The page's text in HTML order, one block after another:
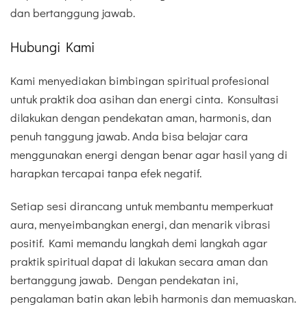
dan bertanggung jawab.
Hubungi Kami
Kami menyediakan bimbingan spiritual profesional
untuk praktik doa asihan dan energi cinta. Konsultasi
dilakukan dengan pendekatan aman, harmonis, dan
penuh tanggung jawab. Anda bisa belajar cara
menggunakan energi dengan benar agar hasil yang di
harapkan tercapai tanpa efek negatif.
Setiap sesi dirancang untuk membantu memperkuat
aura, menyeimbangkan energi, dan menarik vibrasi
positif. Kami memandu langkah demi langkah agar
praktik spiritual dapat di lakukan secara aman dan
bertanggung jawab. Dengan pendekatan ini,
pengalaman batin akan lebih harmonis dan memuaskan.